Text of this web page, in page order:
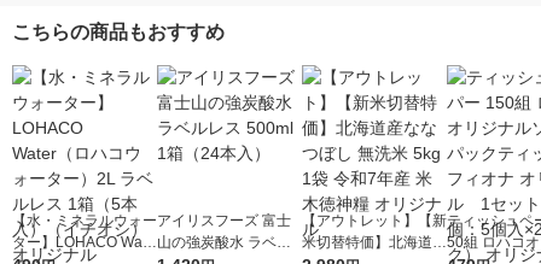
こちらの商品もおすすめ
【水・ミネラルウォー
ター】LOHACO Wate
アイリスフーズ 富士
山の強炭酸水 ラベル
【アウトレット】【新
米切替特価】北海道産
ティッシュペ
50組 ロハコ